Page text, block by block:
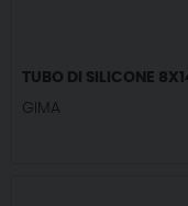
TUBO DI SILICONE
GIMA